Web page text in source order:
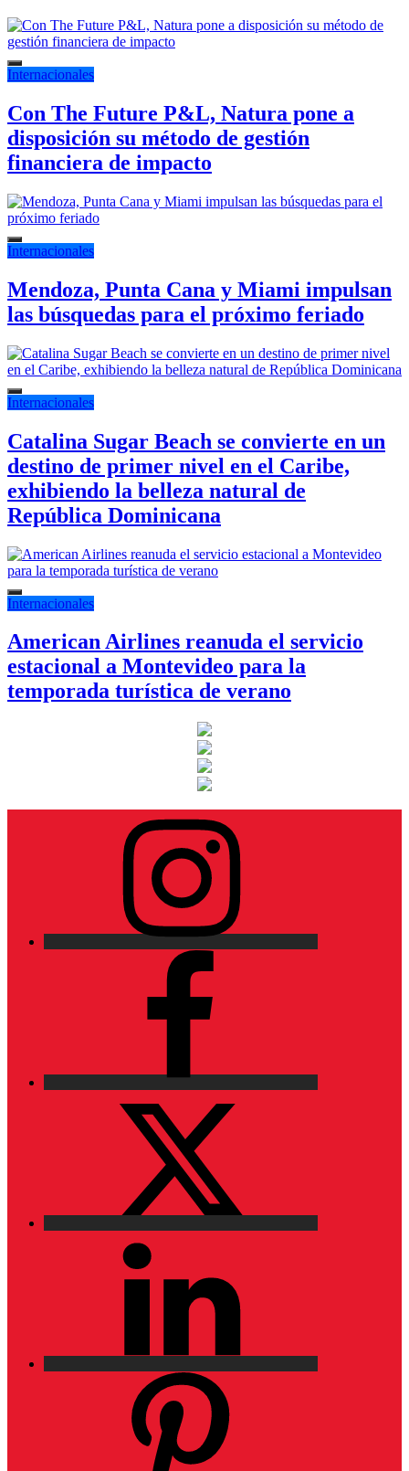
Internacionales
Con The Future P&L, Natura pone a
disposición su método de gestión
financiera de impacto
Internacionales
Mendoza, Punta Cana y Miami impulsan
las búsquedas para el próximo feriado
Internacionales
Catalina Sugar Beach se convierte en un
destino de primer nivel en el Caribe,
exhibiendo la belleza natural de
República Dominicana
Internacionales
American Airlines reanuda el servicio
estacional a Montevideo para la
temporada turística de verano